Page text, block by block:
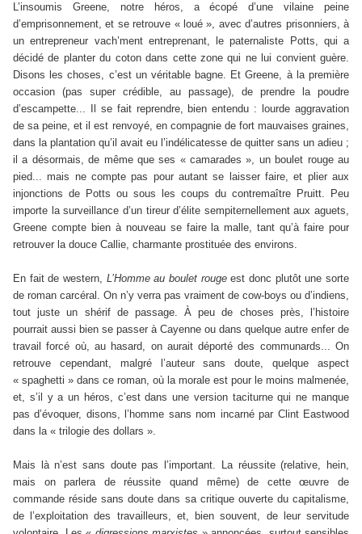
L’insoumis Greene, notre héros, a écopé d’une vilaine peine
d’emprisonnement, et se retrouve « loué », avec d’autres prisonniers, à
un entrepreneur vach’ment entreprenant, le paternaliste Potts, qui a
décidé de planter du coton dans cette zone qui ne lui convient guère.
Disons les choses, c’est un véritable bagne. Et Greene, à la première
occasion (pas super crédible, au passage), de prendre la poudre
d’escampette... Il se fait reprendre, bien entendu : lourde aggravation
de sa peine, et il est renvoyé, en compagnie de fort mauvaises graines,
dans la plantation qu’il avait eu l’indélicatesse de quitter sans un adieu ;
il a désormais, de même que ses « camarades », un boulet rouge au
pied... mais ne compte pas pour autant se laisser faire, et plier aux
injonctions de Potts ou sous les coups du contremaître Pruitt. Peu
importe la surveillance d’un tireur d’élite sempiternellement aux aguets,
Greene compte bien à nouveau se faire la malle, tant qu’à faire pour
retrouver la douce Callie, charmante prostituée des environs.
En fait de western, L’Homme au boulet rougeest donc plutôt une sorte
de roman carcéral. On n’y verra pas vraiment de cow-boys ou d’indiens,
tout juste un shérif de passage. À peu de choses près, l’histoire
pourrait aussi bien se passer à Cayenne ou dans quelque autre enfer de
travail forcé où, au hasard, on aurait déporté des communards... On
retrouve cependant, malgré l’auteur sans doute, quelque aspect
« spaghetti » dans ce roman, où la morale est pour le moins malmenée,
et, s’il y a un héros, c’est dans une version taciturne qui ne manque
pas d’évoquer, disons, l’homme sans nom incarné par Clint Eastwood
dans la « trilogie des dollars ».
Mais là n’est sans doute pas l’important. La réussite (relative, hein,
mais on parlera de réussite quand même) de cette œuvre de
commande réside sans doute dans sa critique ouverte du capitalisme,
de l’exploitation des travailleurs, et, bien souvent, de leur servitude